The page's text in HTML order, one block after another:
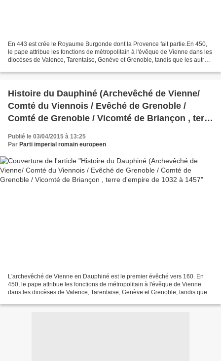
En 443 est crée le Royaume Burgonde dont la Provence fait partie.En 450,
le pape attribue les fonctions de métropolitain à l'évêque de Vienne dans les
diocèses de Valence, Tarentaise, Genève et Grenoble, tandis que les autres
Histoire du Dauphiné (Archevêché de Vienne/
Comté du Viennois / Evêché de Grenoble /
Comté de Grenoble / Vicomté de Briançon , terre
Publié le 03/04/2015 à 13:25
Par Parti imperial romain europeen
L'archevêché de Vienne en Dauphiné est le premier évêché vers 160. En
450, le pape attribue les fonctions de métropolitain à l'évêque de Vienne
dans les diocèses de Valence, Tarentaise, Genève et Grenoble, tandis que